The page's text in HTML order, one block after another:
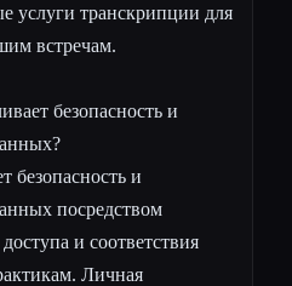
услуги транскрипции для
встречам.
безопасность и
безопасность и
посредством
и соответствия
Личная